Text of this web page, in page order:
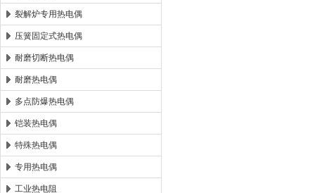
裂解炉专用热电偶
压簧固定式热电偶
耐磨切断热电偶
耐磨热电偶
多点防爆热电偶
铠装热电偶
特殊热电偶
专用热电偶
工业热电阻